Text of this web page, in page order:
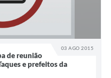
03 AGO 2015
de reunião
e prefeitos da